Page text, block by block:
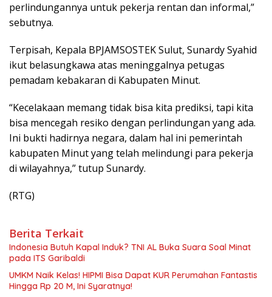
perlindungannya untuk pekerja rentan dan informal,”
sebutnya.
Terpisah, Kepala BPJAMSOSTEK Sulut, Sunardy Syahid
ikut belasungkawa atas meninggalnya petugas
pemadam kebakaran di Kabupaten Minut.
“Kecelakaan memang tidak bisa kita prediksi, tapi kita
bisa mencegah resiko dengan perlindungan yang ada.
Ini bukti hadirnya negara, dalam hal ini pemerintah
kabupaten Minut yang telah melindungi para pekerja
di wilayahnya,” tutup Sunardy.
(RTG)
Berita Terkait
Indonesia Butuh Kapal Induk? TNI AL Buka Suara Soal Minat
pada ITS Garibaldi
UMKM Naik Kelas! HIPMI Bisa Dapat KUR Perumahan Fantastis
Hingga Rp 20 M, Ini Syaratnya!